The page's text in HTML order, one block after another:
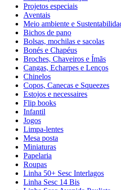
Projetos especiais
Aventais
Meio ambiente e
Bichos de pano
Bolsas, mochilas e sacolas
Bonés e Chapéus
Broches, Chaveiros e Ímãs
Cangas, Echarpes e Lenços
Chinelos
Copos, Canecas e Squeezes
Estojos e necessaires
Flip books
Infantil
Jogos
Limpa-lentes
Mesa posta
Miniaturas
Papelaria
Roupas
Linha 50+ Sesc Interlagos
Linha Sesc 14 Bis